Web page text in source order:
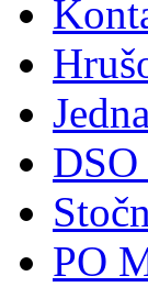
PO